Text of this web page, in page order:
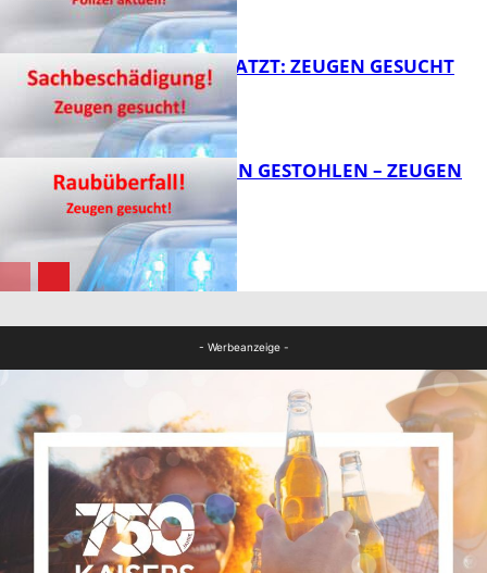
AUTO ZERKRATZT: ZEUGEN GESUCHT
TEURE KETTEN GESTOHLEN – ZEUGEN
GESUCHT!
- Werbeanzeige -